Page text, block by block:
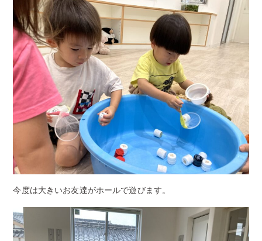
今度は大きいお友達がホールで遊びます。